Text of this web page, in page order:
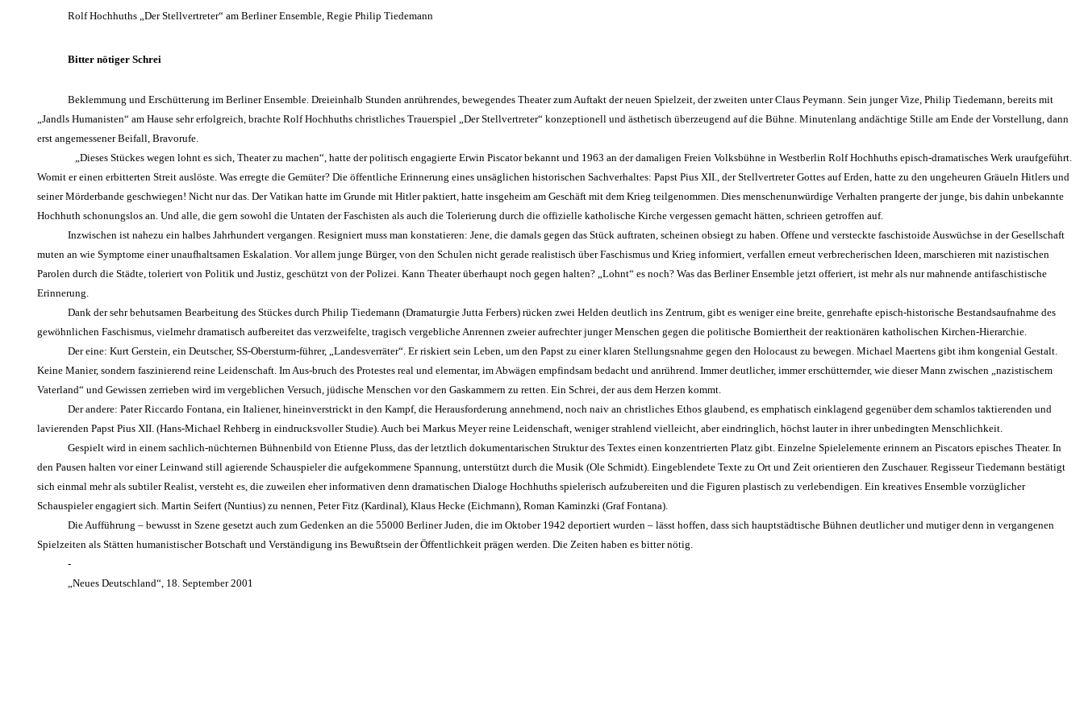
Rolf Hochhuths „Der Stellvertreter“ am Berliner Ensemble, Regie Philip Tiedemann
Bitter nötiger Schrei
Beklemmung und Erschütterung im Berliner Ensemble. Dreieinhalb Stunden anrührendes, bewegendes Theater zum Auftakt der neuen Spielzeit, der zweiten unter Claus Peymann. Sein junger Vize, Philip Tiedemann, bereits mit
„Jandls Humanisten“ am Hause sehr erfolgreich, brachte Rolf Hochhuths christliches Trauerspiel „Der Stellvertreter“ konzeptionell und ästhetisch überzeugend auf die Bühne. Minutenlang andächtige Stille am Ende der Vorstellung, dann
erst angemessener Beifall, Bravorufe.
„Dieses Stückes wegen lohnt es sich, Theater zu machen“, hatte der politisch engagierte Erwin Piscator bekannt und 1963 an der damaligen Freien Volksbühne in Westberlin Rolf Hochhuths episch-dramatisches Werk uraufgeführt.
Womit er einen erbitterten Streit auslöste. Was erregte die Gemüter? Die öffentliche Erinnerung eines unsäglichen historischen Sachverhaltes: Papst Pius XII., der Stellvertreter Gottes auf Erden, hatte zu den ungeheuren Gräueln Hitlers und
seiner Mörderbande geschwiegen! Nicht nur das. Der Vatikan hatte im Grunde mit Hitler paktiert, hatte insgeheim am Geschäft mit dem Krieg teilgenommen. Dies menschenunwürdige Verhalten prangerte der junge, bis dahin unbekannte
Hochhuth schonungslos an. Und alle, die gern sowohl die Untaten der Faschisten als auch die Tolerierung durch die offizielle katholische Kirche vergessen gemacht hätten, schrieen getroffen auf.
Inzwischen ist nahezu ein halbes Jahrhundert vergangen. Resigniert muss man konstatieren: Jene, die damals gegen das Stück auftraten, scheinen obsiegt zu haben. Offene und versteckte faschistoide Auswüchse in der Gesellschaft
muten an wie Symptome einer unaufhaltsamen Eskalation. Vor allem junge Bürger, von den Schulen nicht gerade realistisch über Faschismus und Krieg informiert, verfallen erneut verbrecherischen Ideen, marschieren mit nazistischen
Parolen durch die Städte, toleriert von Politik und Justiz, geschützt von der Polizei. Kann Theater überhaupt noch gegen halten? „Lohnt“ es noch? Was das Berliner Ensemble jetzt offeriert, ist mehr als nur mahnende antifaschistische
Erinnerung.
Dank der sehr behutsamen Bearbeitung des Stückes durch Philip Tiedemann (Dramaturgie Jutta Ferbers) rücken zwei Helden deutlich ins Zentrum, gibt es weniger eine breite, genrehafte episch-historische Bestandsaufnahme des
gewöhnlichen Faschismus, vielmehr dramatisch aufbereitet das verzweifelte, tragisch vergebliche Anrennen zweier aufrechter junger Menschen gegen die politische Borniertheit der reaktionären katholischen Kirchen-Hierarchie.
Der eine: Kurt Gerstein, ein Deutscher, SS-Obersturm-führer, „Landesverräter“. Er riskiert sein Leben, um den Papst zu einer klaren Stellungsnahme gegen den Holocaust zu bewegen. Michael Maertens gibt ihm kongenial Gestalt.
Keine Manier, sondern faszinierend reine Leidenschaft. Im Aus-bruch des Protestes real und elementar, im Abwägen empfindsam bedacht und anrührend. Immer deutlicher, immer erschütternder, wie dieser Mann zwischen „nazistischem
Vaterland“ und Gewissen zerrieben wird im vergeblichen Versuch, jüdische Menschen vor den Gaskammern zu retten. Ein Schrei, der aus dem Herzen kommt.
Der andere: Pater Riccardo Fontana, ein Italiener, hineinverstrickt in den Kampf, die Herausforderung annehmend, noch naiv an christliches Ethos glaubend, es emphatisch einklagend gegenüber dem schamlos taktierenden und
lavierenden Papst Pius XII. (Hans-Michael Rehberg in eindrucksvoller Studie). Auch bei Markus Meyer reine Leidenschaft, weniger strahlend vielleicht, aber eindringlich, höchst lauter in ihrer unbedingten Menschlichkeit.
Gespielt wird in einem sachlich-nüchternen Bühnenbild von Etienne Pluss, das der letztlich dokumentarischen Struktur des Textes einen konzentrierten Platz gibt. Einzelne Spielelemente erinnern an Piscators episches Theater. In
den Pausen halten vor einer Leinwand still agierende Schauspieler die aufgekommene Spannung, unterstützt durch die Musik (Ole Schmidt). Eingeblendete Texte zu Ort und Zeit orientieren den Zuschauer. Regisseur Tiedemann bestätigt
sich einmal mehr als subtiler Realist, versteht es, die zuweilen eher informativen denn dramatischen Dialoge Hochhuths spielerisch aufzubereiten und die Figuren plastisch zu verlebendigen. Ein kreatives Ensemble vorzüglicher
Schauspieler engagiert sich. Martin Seifert (Nuntius) zu nennen, Peter Fitz (Kardinal), Klaus Hecke (Eichmann), Roman Kaminzki (Graf Fontana).
Die Aufführung – bewusst in Szene gesetzt auch zum Gedenken an die 55000 Berliner Juden, die im Oktober 1942 deportiert wurden – lässt hoffen, dass sich hauptstädtische Bühnen deutlicher und mutiger denn in vergangenen
Spielzeiten als Stätten humanistischer Botschaft und Verständigung ins Bewußtsein der Öffentlichkeit prägen werden. Die Zeiten haben es bitter nötig.
-
„Neues Deutschland“, 18. September 2001